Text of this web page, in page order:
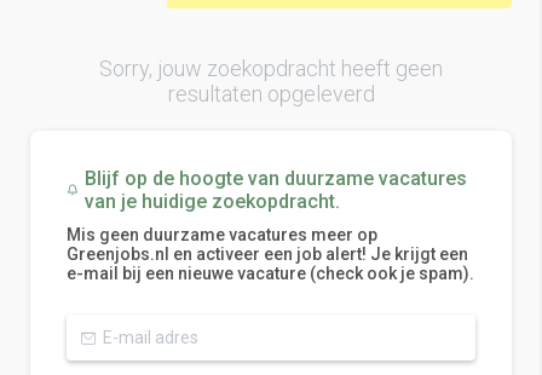
Sorry, jouw zoekopdracht heeft geen
resultaten opgeleverd
Blijf op de hoogte van duurzame vacatures
van je huidige zoekopdracht.
Mis geen duurzame vacatures meer op
Greenjobs.nl en activeer een job alert! Je krijgt een
e-mail bij een nieuwe vacature (check ook je spam).